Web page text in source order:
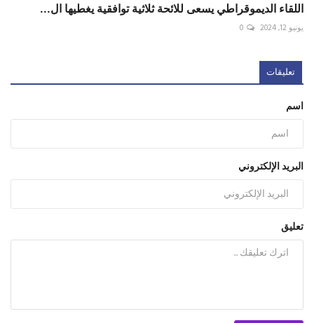
اللقاء الديموقراطي يسعى للائحة ثلاثية توافقية يغطيها ال...
يونيو 12, 2024 0
تعليقات
اسم
البريد الإلكتروني
تعليق